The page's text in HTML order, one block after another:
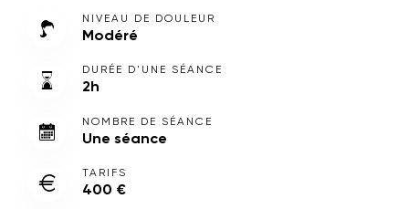
NIVEAU DE DOULEUR
Modéré
DURÉE D'UNE SÉANCE
2h
NOMBRE DE SÉANCE
Une séance
TARIFS
400 €